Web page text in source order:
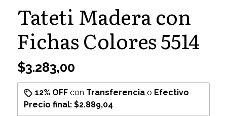
Tateti Madera con
Fichas Colores 5514
$3.283,00
12% OFFcon Transferenciao Efectivo
Precio final: $2.889,04